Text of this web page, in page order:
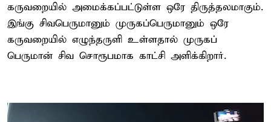
கருவறையில் அமைக்கப்பட்டுள்ள ஒரே திருத்தலமாகும்.
இங்கு சிவபெருமானும் முருகப்பெருமானும் ஒரே
கருவறையில் எழுந்தருளி உள்ளதால் முருகப்
பெருமான் சிவ சொரூபமாக காட்சி அளிக்கிறார்.